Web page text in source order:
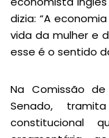
dizia: “A
vida da mulher e
esse é o sentido
Na Comissão
Senado,
constitucional